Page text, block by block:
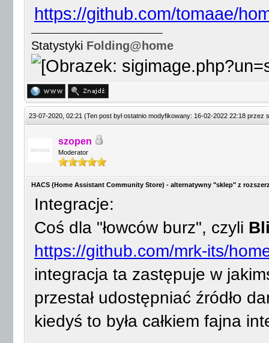
https://github.com/tomaae/
Statystyki Folding@home
23-07-2020, 02:21 (Ten post był ostatnio modyfikowany: 16-02-2022 22:18 przez
szopen
Moderator
HACS (Home Assistant Community Store) - alternatywny "sklep" z
Integracje:
Coś dla "łowców burz", czyli
https://github.com/mrk-its/
integracja ta zastępuje w
przestał udostępniać źródło
kiedyś to była całkiem fajna